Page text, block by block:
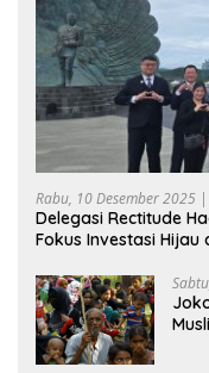
Rabu, 10 Desember 2025
Delegasi Rectitude
Fokus Investasi